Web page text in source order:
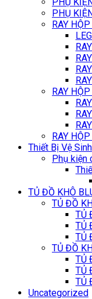
PHỤ
RAY
RAY
RAY
Thiết Bị Vệ Sinh
Phụ kiện
TỦ ĐỒ KHÔ
TỦ ĐỒ
TỦ
TỦ
TỦ
TỦ ĐỒ
TỦ
TỦ
TỦ
Uncategorized